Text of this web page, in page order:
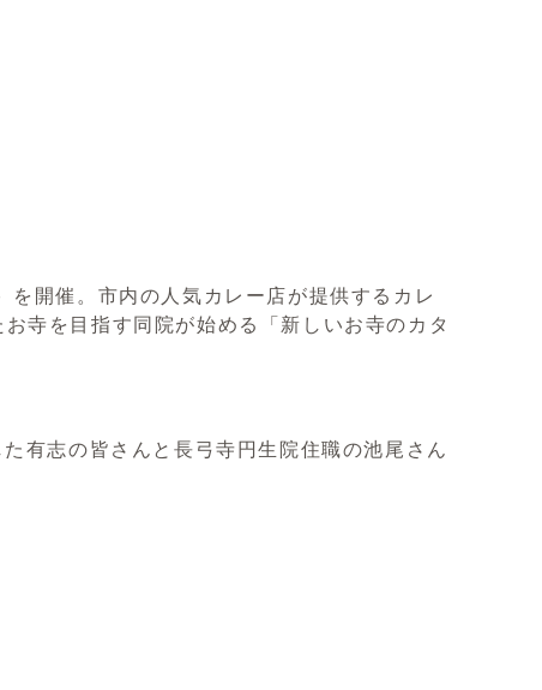
開催。市内の人気カレー店が提供するカレ
寺を目指す同院が始める「新しいお寺のカタ
有志の皆さんと長弓寺円生院住職の池尾さん